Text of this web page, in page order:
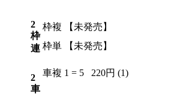
2
枠
連
枠複
【未発売】
枠単
【未発売】
2
車
車複 1 = 5 220円 (1)